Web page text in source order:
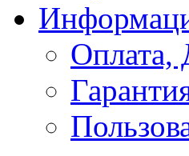
Оплата,